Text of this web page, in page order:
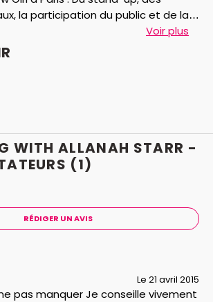
la participation du public et de la
le spectateur dans l'intimité de
qu'est sa folle vie. Un spectacle de
Allanah Starr : un véritable clown
corps Glamour.
de 18 ans.
Voir plus
WITH ALLANAH STARR -
(1)
RÉDIGER UN AVIS
Le 21 avril 2015
pas manquer Je conseille vivement